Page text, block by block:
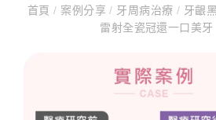
首頁/ 案例分享/ 牙周病治療/ 牙齦
雷射全瓷冠還一口美牙